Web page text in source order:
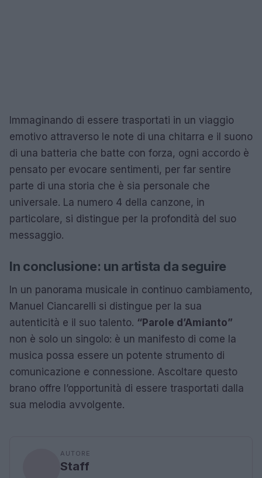
Immaginando di essere trasportati in un viaggio
emotivo attraverso le note di una chitarra e il suono
di una batteria che batte con forza, ogni accordo è
pensato per evocare sentimenti, per far sentire
parte di una storia che è sia personale che
universale. La numero 4 della canzone, in
particolare, si distingue per la profondità del suo
messaggio.
In conclusione: un artista da seguire
In un panorama musicale in continuo cambiamento,
Manuel Ciancarelli si distingue per la sua
autenticità e il suo talento. “Parole d’Amianto”
non è solo un singolo: è un manifesto di come la
musica possa essere un potente strumento di
comunicazione e connessione. Ascoltare questo
brano offre l’opportunità di essere trasportati dalla
sua melodia avvolgente.
AUTORE
Staff